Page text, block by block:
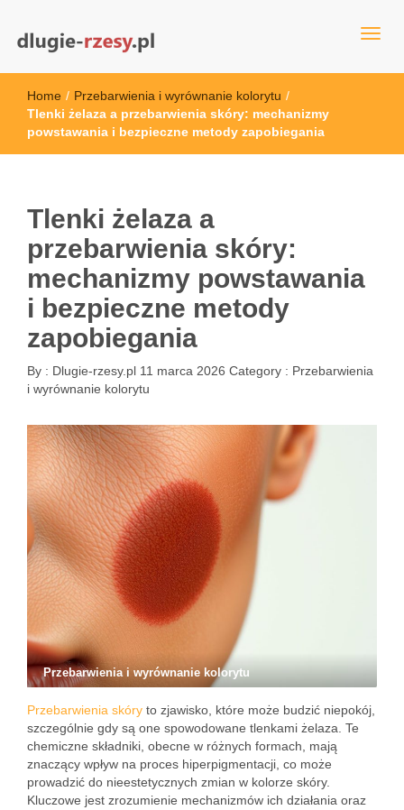
dlugie-rzesy.pl
Home / Przebarwienia i wyrównanie kolorytu /
Tlenki żelaza a przebarwienia skóry: mechanizmy
powstawania i bezpieczne metody zapobiegania
Tlenki żelaza a
przebarwienia skóry:
mechanizmy powstawania
i bezpieczne metody
zapobiegania
By : Dlugie-rzesy.pl 11 marca 2026 Category : Przebarwienia
i wyrównanie kolorytu
Przebarwienia i wyrównanie kolorytu
Przebarwienia skóry to zjawisko, które może budzić niepokój,
szczególnie gdy są one spowodowane tlenkami żelaza. Te
chemiczne składniki, obecne w różnych formach, mają
znaczący wpływ na proces hiperpigmentacji, co może
prowadzić do nieestetycznych zmian w kolorze skóry.
Kluczowe jest zrozumienie mechanizmów ich działania oraz